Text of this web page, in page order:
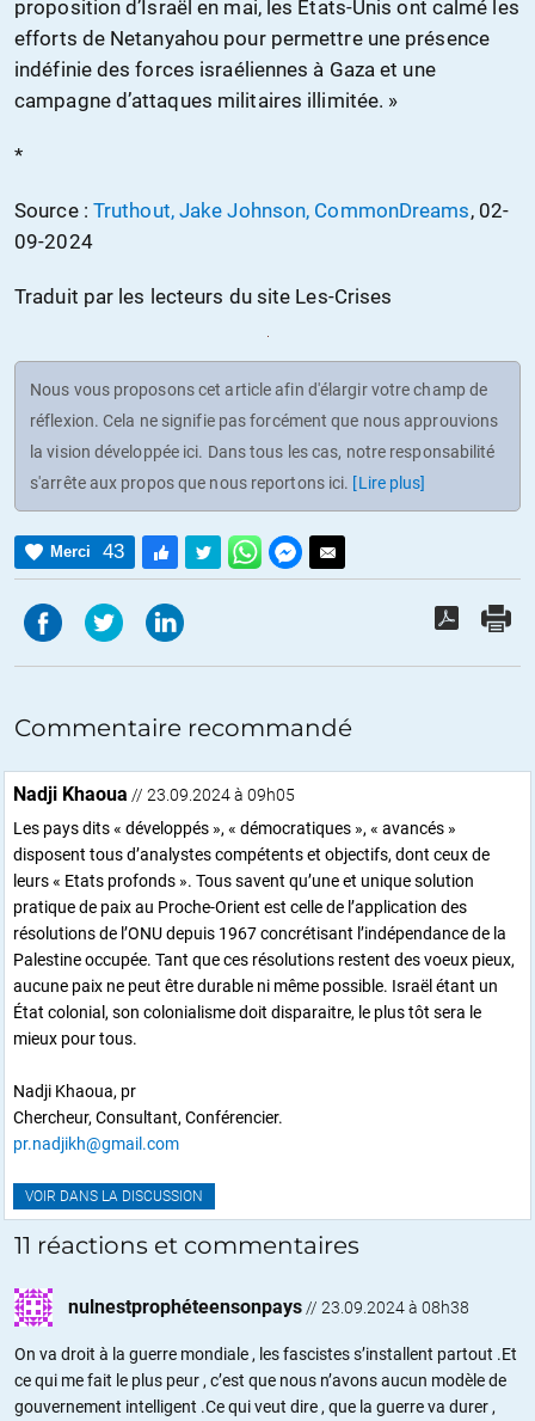
proposition d’Israël en mai, les États-Unis ont calmé les
efforts de Netanyahou pour permettre une présence
indéfinie des forces israéliennes à Gaza et une
campagne d’attaques militaires illimitée. »
*
Source : Truthout, Jake Johnson, CommonDreams, 02-
09-2024
Traduit par les lecteurs du site Les-Crises
Nous vous proposons cet article afin d'élargir votre champ de
réflexion. Cela ne signifie pas forcément que nous approuvions
la vision développée ici. Dans tous les cas, notre responsabilité
s'arrête aux propos que nous reportons ici. [Lire plus]
Merci 43
Commentaire recommandé
Nadji Khaoua // 23.09.2024 à 09h05
Les pays dits « développés », « démocratiques », « avancés »
disposent tous d’analystes compétents et objectifs, dont ceux de
leurs « Etats profonds ». Tous savent qu’une et unique solution
pratique de paix au Proche-Orient est celle de l’application des
résolutions de l’ONU depuis 1967 concrétisant l’indépendance de la
Palestine occupée. Tant que ces résolutions restent des voeux pieux,
aucune paix ne peut être durable ni même possible. Israël étant un
État colonial, son colonialisme doit disparaitre, le plus tôt sera le
mieux pour tous.
Nadji Khaoua, pr
Chercheur, Consultant, Conférencier.
pr.nadjikh@gmail.com
VOIR DANS LA DISCUSSION
11 réactions et commentaires
nulnestprophéteensonpays // 23.09.2024 à 08h38
On va droit à la guerre mondiale , les fascistes s’installent partout .Et
ce qui me fait le plus peur , c’est que nous n’avons aucun modèle de
gouvernement intelligent .Ce qui veut dire , que la guerre va durer ,